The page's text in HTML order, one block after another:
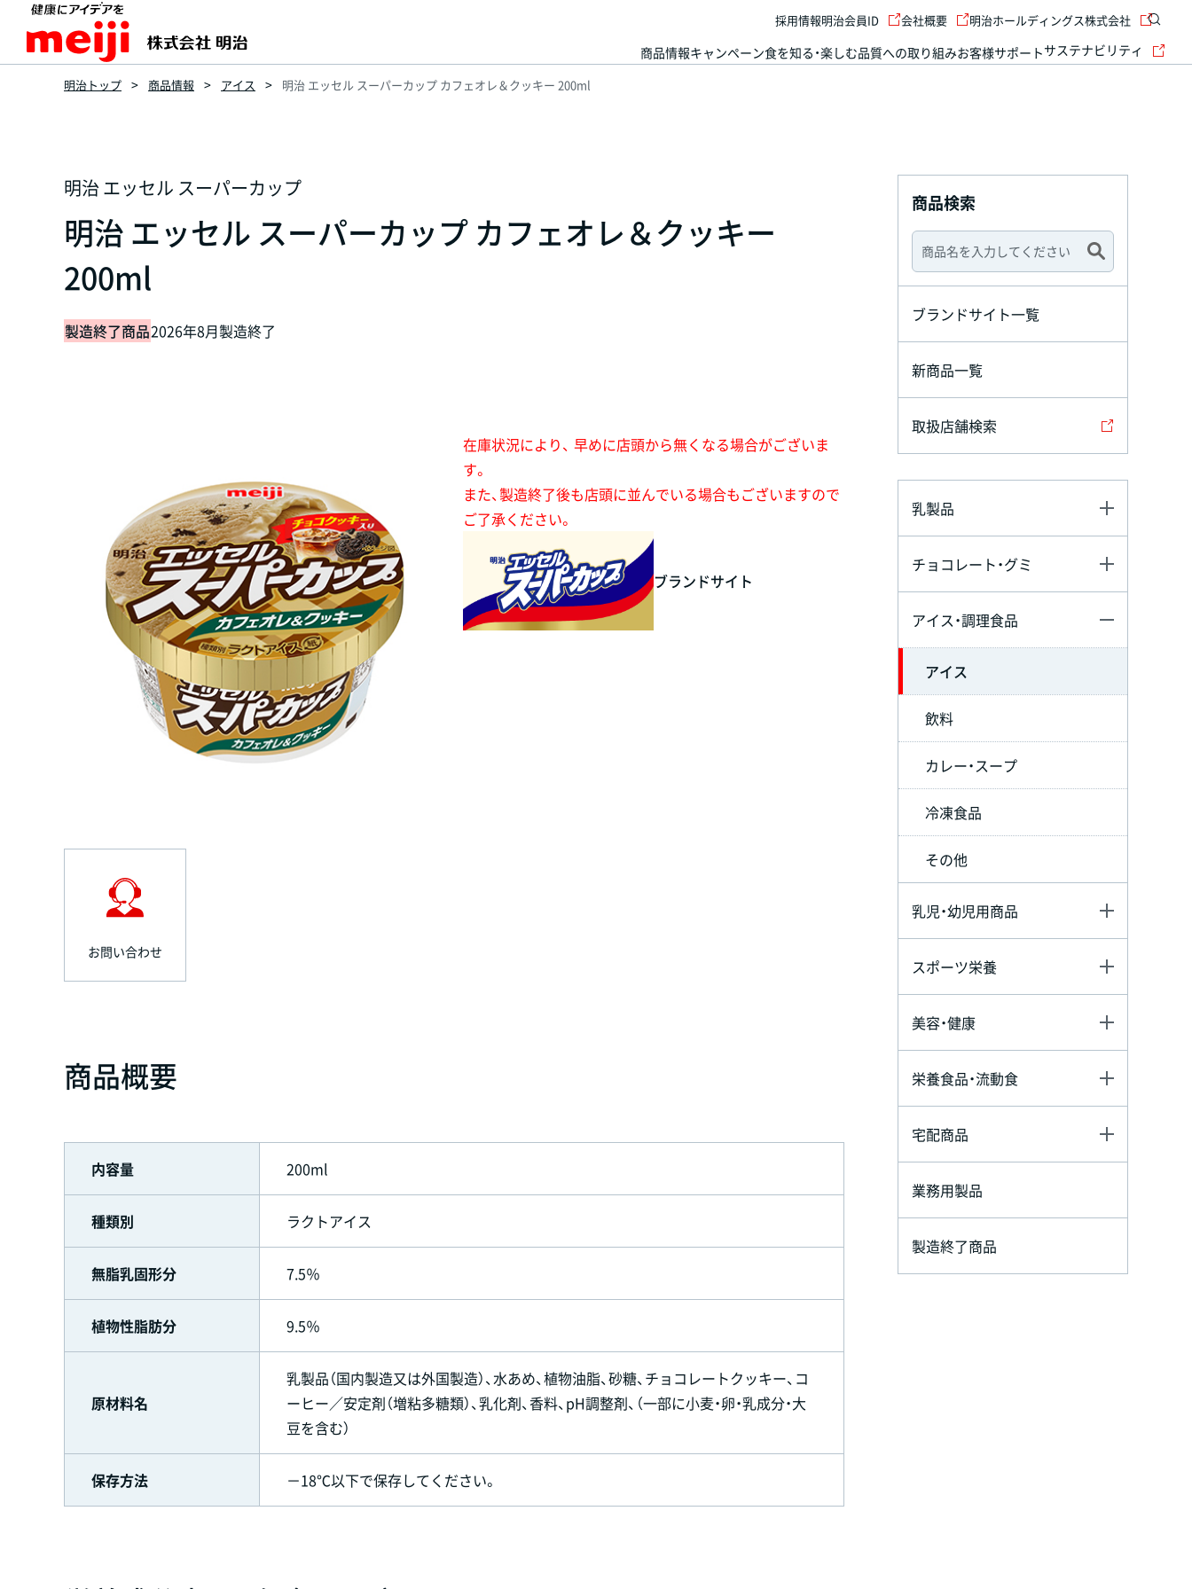
商品情報キャンペーン食を知る・楽しむ品質への取り組みお客様サポートサステナビリティ
採用情報明治会員ID 会社概要 明治ホールディングス株式会社
明治トップ 商品情報 アイス 明治 エッセル スーパーカップ カフェオレ＆クッキー 200ml
明治 エッセル スーパーカップ
明治 エッセル スーパーカップ カフェオレ＆クッキー
200ml
製造終了商品2026年8月製造終了
在庫状況により、 早めに店頭から無くなる場合がございま
す。
また、製造終了後も店頭に並んでいる場合もございますので
ご了承ください。
ブランドサイト
お問い合わせ
商品概要
内容量 200ml
種類別 ラクトアイス
無脂乳固形分 7.5％
植物性脂肪分 9.5％
原材料名
乳製品（国内製造又は外国製造）、水あめ、植物油脂、砂糖、チョコレートクッキー、コ
ーヒー／安定剤（増粘多糖類）、乳化剤、香料、pH調整剤、（一部に小麦・卵・乳成分・大
豆を含む）
保存方法 －18℃以下で保存してください。
商品検索
ブランドサイト一覧
新商品一覧
取扱店舗検索
乳製品
チョコレート・グミ
アイス・調理食品
アイス
飲料
カレー・スープ
冷凍食品
その他
乳児・幼児用商品
スポーツ栄養
美容・健康
栄養食品・流動食
宅配商品
業務用製品
製造終了商品